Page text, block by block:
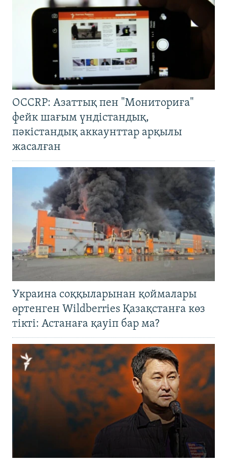
OCCRP: Азаттық пен "Мониториға"
фейк шағым үндістандық,
пәкістандық аккаунттар арқылы
жасалған
Украина соққыларынан қоймалары
өртенген Wildberries Қазақстанға көз
тікті: Астанаға қауіп бар ма?